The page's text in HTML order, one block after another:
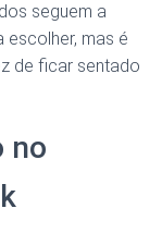
seguem a
escolher, mas é
de ficar sentado
no